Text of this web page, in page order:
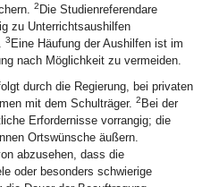
2 Die Studienreferendare
zu Unterrichtsaushilfen
3 Eine Häufung der Aushilfen ist im
nach Möglichkeit zu vermeiden.
durch die Regierung, bei privaten
mit dem Schulträger. 2 Bei der
Erfordernisse vorrangig; die
Ortswünsche äußern.
abzusehen, dass die
oder besonders schwierige